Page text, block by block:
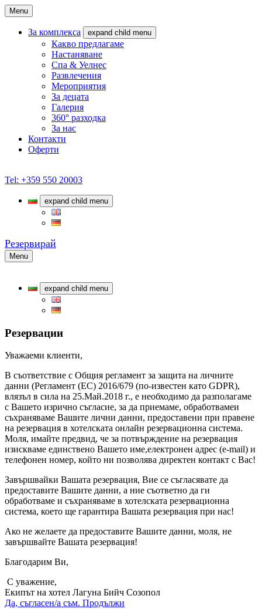
Menu
За комплекса expand child menu
Какво предлагаме
Настаняване
Спа & Уелнес
Развлечения
Мероприятия
За децата
Галерия
360° разходка
За нас
Контакти
Оферти
Tel: +359 550 20003
expand child menu
Резервирай
Menu
expand child menu
Резервации
Уважаеми клиенти,
В съответствие с Общия регламент за защита на личните
данни (Регламент (ЕС) 2016/679 (по-известен като GDPR),
влязъл в сила на 25.Май.2018 г., е необходимо да разполагаме
с Вашето изрично съгласие, за да приемаме, обработвамеи
съхраняваме Вашите лични данни, предоставени при правене
на резервация в хотелската онлайн резервационна система.
Моля, имайте предвид, че за потвърждение на резервация
изискваме единствено Вашето име,електронен адрес (e-mail) и
телефонен номер, който ни позволява директен контакт с Вас!
Завършвайки Вашата резервация, Вие се съгласявате да
предоставите Вашите данни, а ние съответно да ги
обработваме и съхраняваме в хотелската резервационна
система, което ще гарантира Вашата резервация при нас!
Ако не желаете да предоставите Вашите данни, моля, не
завършвайте Вашата резервация!
Благодарим Ви,
С уважение,
Екипът на хотел Лагуна Бийч Созопол
Да, съгласен/а съм. Продължи